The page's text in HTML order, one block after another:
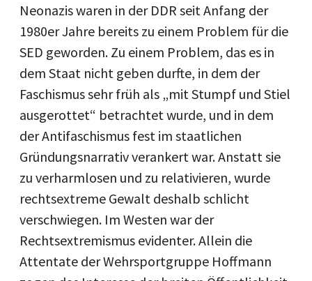
Neonazis waren in der DDR seit Anfang der
1980er Jahre bereits zu einem Problem für die
SED geworden. Zu einem Problem, das es in
dem Staat nicht geben durfte, in dem der
Faschismus sehr früh als „mit Stumpf und Stiel
ausgerottet“ betrachtet wurde, und in dem
der Antifaschismus fest im staatlichen
Gründungsnarrativ verankert war. Anstatt sie
zu verharmlosen und zu relativieren, wurde
rechtsextreme Gewalt deshalb schlicht
verschwiegen. Im Westen war der
Rechtsextremismus evidenter. Allein die
Attentate der Wehrsportgruppe Hoffmann